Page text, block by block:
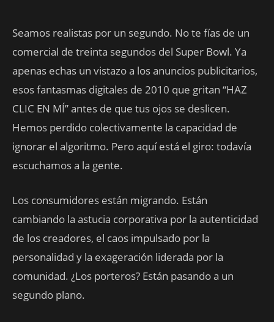
Seamos realistas por un segundo. No te fías de un
comercial de treinta segundos del Super Bowl. Ya
apenas echas un vistazo a los anuncios publicitarios,
esos fantasmas digitales de 2010 que gritan “HAZ
CLIC EN MÍ” antes de que tus ojos se deslicen.
Hemos perdido colectivamente la capacidad de
ignorar el algoritmo. Pero aquí está el giro: todavía
escuchamos a la gente.
Los consumidores están migrando. Están
cambiando la astucia corporativa por la autenticidad
de los creadores, el caos impulsado por la
personalidad y la exageración liderada por la
comunidad. ¿Los porteros? Están pasando a un
segundo plano.